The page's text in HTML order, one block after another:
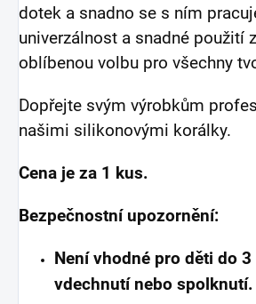
dotek a snadno se s ním
univerzálnost a snadné použití
oblíbenou volbu pro všechny
Dopřejte svým výrobkům
našimi silikonovými korálky.
Cena je za 1 kus.
Bezpečnostní upozornění:
Není vhodné pro děti do
vdechnutí nebo spolknutí.